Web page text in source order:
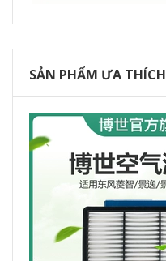
SẢN PHẨM ƯA THÍCH